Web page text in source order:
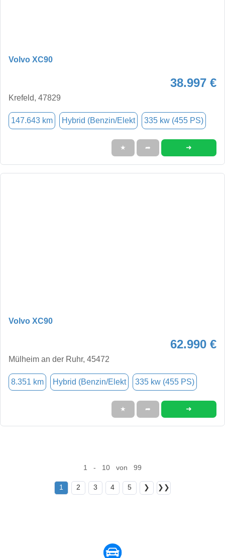
Volvo XC90
38.997 €
Krefeld, 47829
147.643 km Hybrid (Benzin/Elekt 335 kw (455 PS)
★ ➦ ➜
Volvo XC90
62.990 €
Mülheim an der Ruhr, 45472
8.351 km Hybrid (Benzin/Elekt 335 kw (455 PS)
★ ➦ ➜
1 - 10 von 99
1 2 3 4 5 ❯ ❯❯